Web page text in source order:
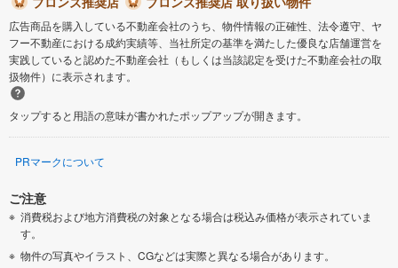
広告商品を購入している不動産会社のうち、物件情報の正確性、法令遵守、ヤ
フー不動産における成約実績等、当社所定の基準を満たした優良な店舗運営を
実践していると認めた不動産会社（もしくは当該認定を受けた不動産会社の取
扱物件）に表示されます。
タップすると用語の意味が書かれたポップアップが開きます。
PRマークについて
ご注意
消費税および地方消費税の対象となる場合は税込み価格が表示されていま
す。
物件の写真やイラスト、CGなどは実際と異なる場合があります。